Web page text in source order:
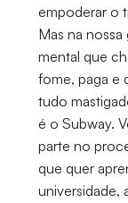
empoderar o
Mas na
mental que
fome, paga e
tudo
é o Subway.
parte no
que quer
universidade,